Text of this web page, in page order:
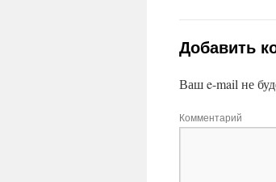
Добавить
Ваш e-mail не
Комментарий